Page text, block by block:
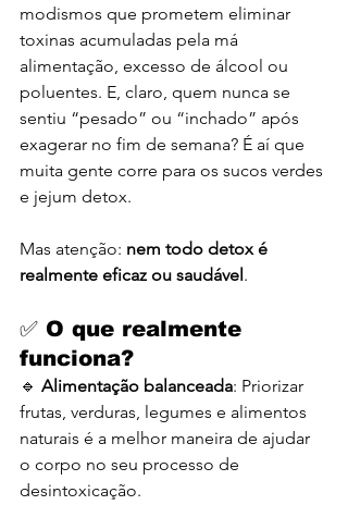
modismos que prometem eliminar
toxinas acumuladas pela má
alimentação, excesso de álcool ou
poluentes. E, claro, quem nunca se
sentiu “pesado” ou “inchado” após
exagerar no fim de semana? É aí que
muita gente corre para os sucos verdes
e jejum detox.
Mas atenção: nem todo detox é
realmente eficaz ou saudável .
✅ O que realmente
funciona?
🔹 Alimentação balanceada: Priorizar
frutas, verduras, legumes e alimentos
naturais é a melhor maneira de ajudar
o corpo no seu processo de
desintoxicação.